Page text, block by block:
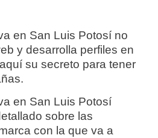
en San Luis Potosí no
y desarrolla perfiles en
su secreto para tener
en San Luis Potosí
sobre las
con la que va a